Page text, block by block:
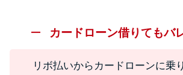
カードローン借りてもバ
リボ払いからカードローンに乗